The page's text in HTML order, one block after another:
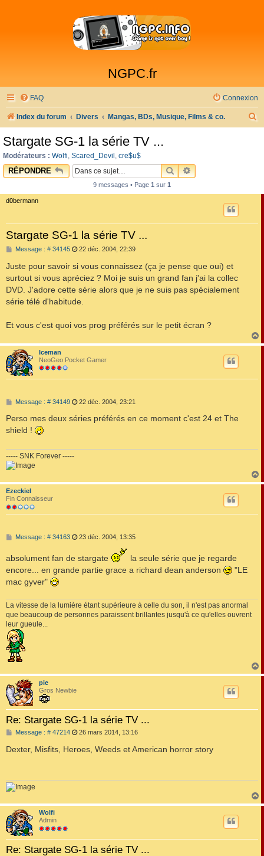
NGPC.fr
FAQ Connexion
Index du forum Divers Mangas, BDs, Musique, Films & co.
r
h
Stargate SG-1 la série TV ...
Modérateurs : Wolfi, Scared_Devil , cre$u$
RÉPONDRE RECHERCHER
RECHERCHE
9 messages • Page 1 sur 1
d0bermann
Stargate SG-1 la série TV ...
Message : # 34145M
s
a
g
e
22 déc. 2004, 22:39
Juste pour savoir si vous connaissez (ça je pense que oui) et
surtout si vous apréciez ? Moi je suis un grand fan j'ai la collec
DVD. J'adore cette série alors que je ne suis pas spécialement
série télé d'habitude.
Et vous c'est quoi vos prog préférés sur le petit écran ?
a
Iceman
NeoGeo Pocket Gamer
Message : # 34149M
s
22 déc. 2004, 23:21
Perso mes deux séries préférés en ce moment c'est 24 et The
shield !
----- SNK Forever -----
a
Ezeckiel
Fin Connaisseur
Message : # 34163M
s
g
23 déc. 2004, 13:35
absolument fan de stargate
la seule série que je regarde
encore... en grande partie grace a richard dean anderson
"LE
mac gyver"
La vitesse de la lumière étant supérieure à celle du son, il n'est pas anormal
que beaucoup de personnes paraissent brillantes jusqu'à ce qu'elles ouvrent
leur gueule...
a
pie
Gros Newbie
Re: Stargate SG-1 la série TV ...
Message : # 47214M
s
26 mars 2014, 13:16
Dexter, Misfits, Heroes, Weeds et American horror story
a
Wolfi
Admin
Re: Stargate SG-1 la série TV ...